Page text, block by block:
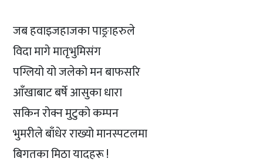
जब हवाइजहाजका पाङ्राहरुले
विदा मागे मातृभुमिसंग
पग्लियो यो जलेको मन बाफसरि
आँखाबाट बर्षे आसुका धारा
सकिन रोक्न मुटुको कम्पन
भुमरीले बाँधेर राख्यो मानस्पटलमा
बिगतका मिठा यादहरू !